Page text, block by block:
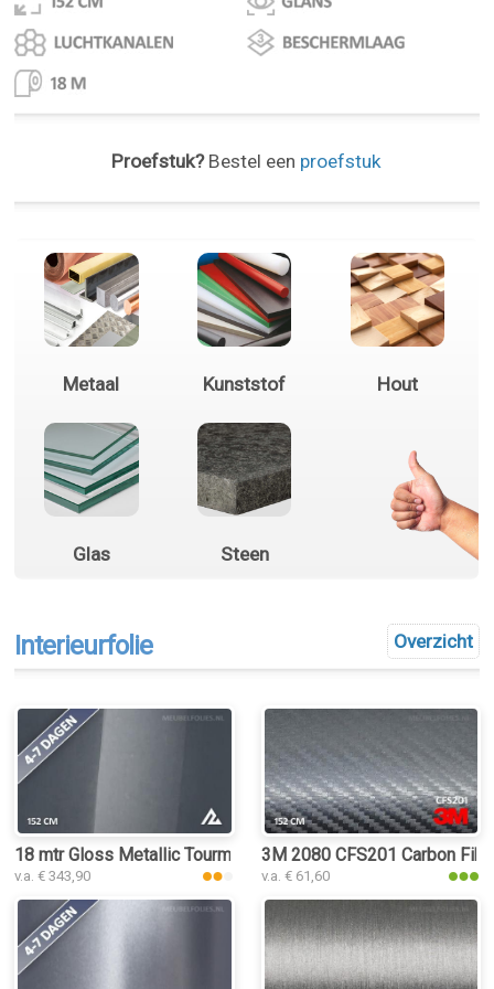
Proefstuk?Bestel een proefstuk
Metaal Kunststof Hout
Glas Steen
Overzicht
Interieurfolie
18 mtr Gloss Metallic Tourmaline Grey 3189 interieurfolie
v.a. € 343,90
3M 2080 CFS201 Carbon
v.a. € 61,60